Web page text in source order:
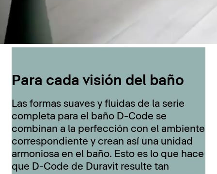
Para cada visión del baño
Las formas suaves y fluidas de la serie
completa para el baño D-Code se
combinan a la perfección con el ambiente
correspondiente y crean así una unidad
armoniosa en el baño. Esto es lo que hace
que D-Code de Duravit resulte tan